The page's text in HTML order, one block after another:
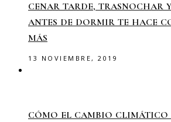
CENAR TARDE, TRASNOCHAR
ANTES DE DORMIR TE HACE
MÁS
13 NOVIEMBRE, 2019
CÓMO EL CAMBIO CLIMÁTICO